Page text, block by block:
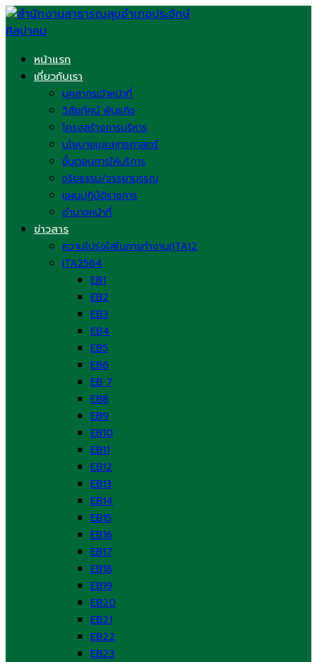
Skip
to
หน้าแรก
เกี่ยวกับเรา
บุคลากรเจ้าหน้าที่
วิสัยทัศน์ พันธกิจ
โครงสร้างการบริหาร
นโยบายและยุทธศาสตร์
ขั้นตอนการให้บริการ
จริยธรรม/จรรยาบรรณ
แผนปฏิบัติราชการ
อำนาจหน้าที่
ข่าวสาร
ความโปร่งใสในการทำงาน(ITA)2
ITA2564
EB1
EB2
EB3
EB4
EB5
EB6
EB 7
EB8
EB9
EB10
EB11
EB12
EB13
EB14
EB15
EB16
EB17
EB18
EB19
EB20
EB21
EB22
EB23